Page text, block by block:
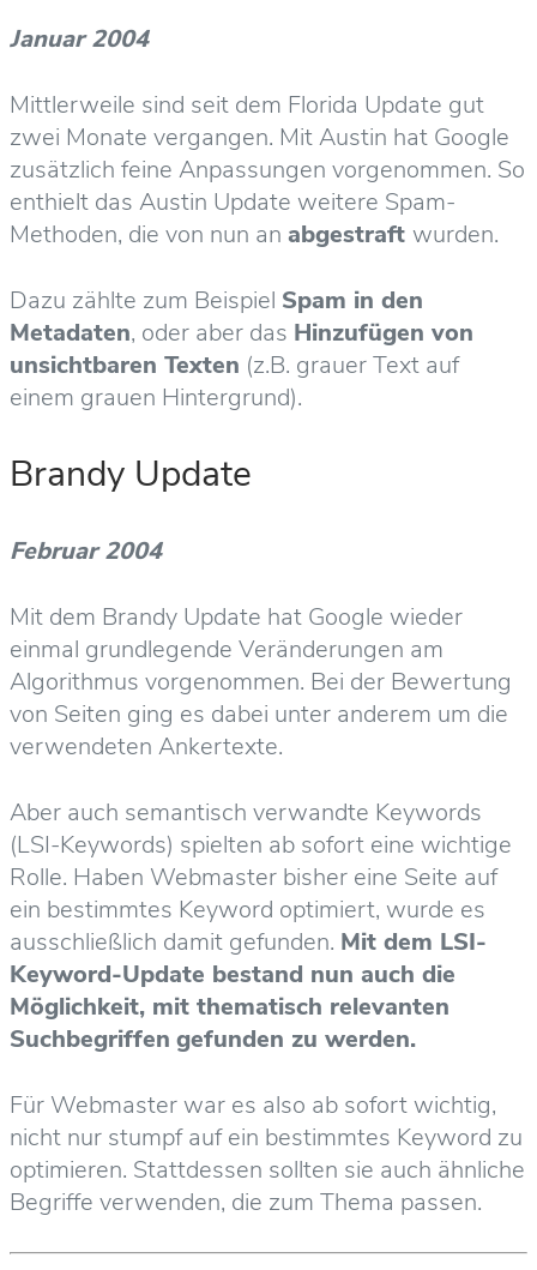
Januar 2004
Mittlerweile sind seit dem Florida Update gut
zwei Monate vergangen. Mit Austin hat Google
zusätzlich feine Anpassungen vorgenommen. So
enthielt das Austin Update weitere Spam-
Methoden, die von nun an abgestraft wurden.
Dazu zählte zum Beispiel Spam in den
Metadaten, oder aber das Hinzufügen von
unsichtbaren Texten (z.B. grauer Text auf
einem grauen Hintergrund).
Brandy Update
Februar 2004
Mit dem Brandy Update hat Google wieder
einmal grundlegende Veränderungen am
Algorithmus vorgenommen. Bei der Bewertung
von Seiten ging es dabei unter anderem um die
verwendeten Ankertexte.
Aber auch semantisch verwandte Keywords
(LSI-Keywords) spielten ab sofort eine wichtige
Rolle. Haben Webmaster bisher eine Seite auf
ein bestimmtes Keyword optimiert, wurde es
ausschließlich damit gefunden. Mit dem LSI-
Keyword-Update bestand nun auch die
Möglichkeit, mit thematisch relevanten
Suchbegriffen gefunden zu werden.
Für Webmaster war es also ab sofort wichtig,
nicht nur stumpf auf ein bestimmtes Keyword zu
optimieren. Stattdessen sollten sie auch ähnliche
Begriffe verwenden, die zum Thema passen.